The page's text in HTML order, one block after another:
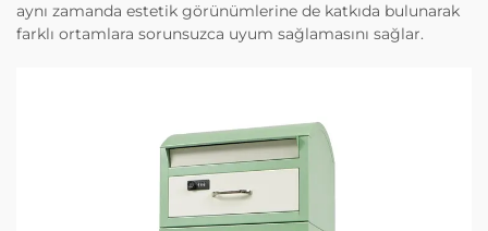
aynı zamanda estetik görünümlerine de katkıda bulunarak
farklı ortamlara sorunsuzca uyum sağlamasını sağlar.